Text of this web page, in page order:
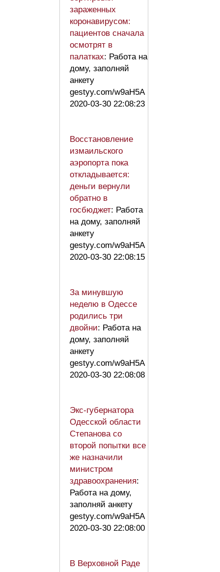
зараженных
коронавирусом:
пациентов сначала
осмотрят в
палатках: Работа на
дому, заполняй
анкету
gestyy.com/w9aH5A
2020-03-30 22:08:23
Восстановление
измаильского
аэропорта пока
откладывается:
деньги вернули
обратно в
госбюджет: Работа
на дому, заполняй
анкету
gestyy.com/w9aH5A
2020-03-30 22:08:15
За минувшую
неделю в Одессе
родились три
двойни: Работа на
дому, заполняй
анкету
gestyy.com/w9aH5A
2020-03-30 22:08:08
Экс-губернатора
Одесской области
Степанова со
второй попытки все
же назначили
министром
здравоохранения:
Работа на дому,
заполняй анкету
gestyy.com/w9aH5A
2020-03-30 22:08:00
В Верховной Раде